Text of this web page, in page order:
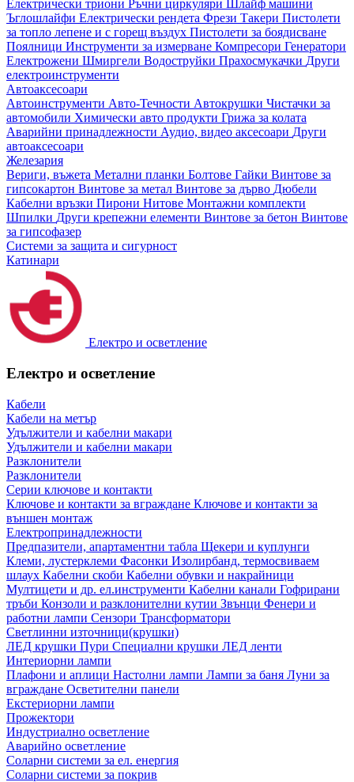
Електрически триони Ръчни циркуляри
Шлайф машини
Ъглошлайфи Електрически рендета Фрези Такери Пистолети
за топло лепене и с горещ въздух Пистолети за боядисване
Поялници Инструменти за измерване Компресори Генератори
Електрожени Шмиргели Водоструйки Прахосмукачки Други
електроинструменти
Автоаксесоари
Автоинструменти Авто-Течности Автокрушки Чистачки за
автомобили Химически авто продукти Грижа за колата
Аварийни принадлежности Аудио, видео аксесоари Други
автоаксесоари
Железария
Вериги, въжета Метални планки Болтове Гайки Винтове за
гипсокартон Винтове за метал Винтове за дърво Дюбели
Кабелни връзки Пирони Нитове Монтажни комплекти
Шпилки Други крепежни елементи Винтове за бетон Винтове
за гипсофазер
Системи за защита и сигурност
Катинари
Електро и осветление
Електро и осветление
Кабели
Кабели на метър
Удължители и кабелни макари
Удължители и кабелни макари
Разклонители
Разклонители
Серии ключове и контакти
Ключове и контакти за вграждане Ключове и контакти за
външен монтаж
Електропринадлежности
Предпазители, апартаментни табла Щекери и куплунги
Клеми, лустерклеми Фасонки Изолирбанд, термосвиваем
шлаух Кабелни скоби Кабелни обувки и накрайници
Мултицети и др. ел.инструменти Кабелни канали Гофрирани
тръби Конзоли и разклонителни кутии Звънци Фенери и
работни лампи Сензори Трансформатори
Светлинни източници(крушки)
ЛЕД крушки Пури Специални крушки ЛЕД ленти
Интериорни лампи
Плафони и аплици Настолни лампи Лампи за баня Луни за
вграждане Осветителни панели
Екстериорни лампи
Прожектори
Индустриално осветление
Аварийно осветление
Соларни системи за ел. енергия
Соларни системи за покрив